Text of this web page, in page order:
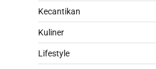
Kecantikan
Kuliner
Lifestyle